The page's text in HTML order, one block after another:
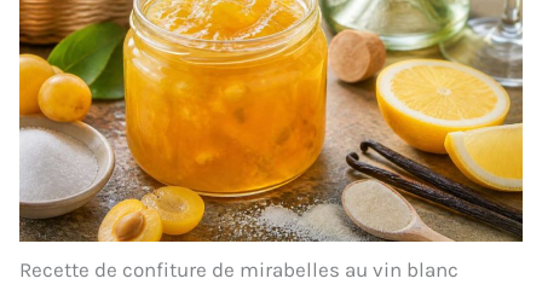
Recette de confiture de mirabelles au vin blanc